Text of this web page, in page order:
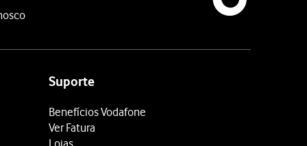
pretendidas.
de aparelhos de audição com o telefone, notificação
pretendidas.
Suporte
Benefícios Vodafone
Ver Fatura
Lojas